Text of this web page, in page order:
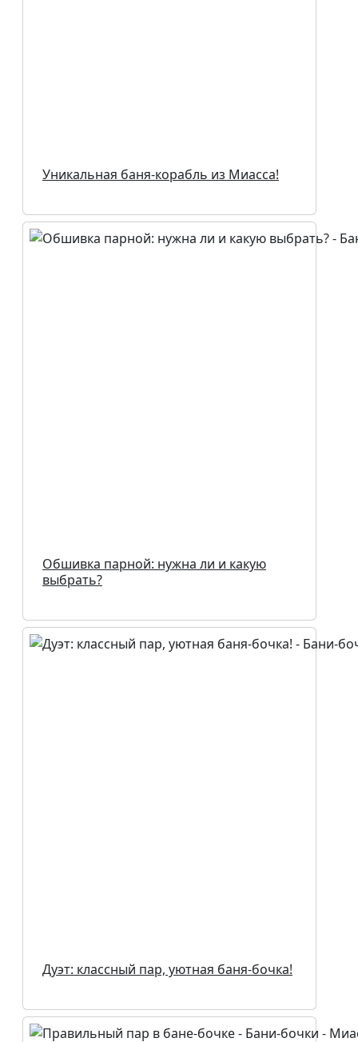
Уникальная баня-корабль из Миасса!
Обшивка парной: нужна ли и какую
выбрать?
Дуэт: классный пар, уютная баня-бочка!